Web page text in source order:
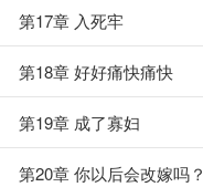
第17章 入死牢
第18章 好好痛快痛快
第19章 成了寡妇
第20章 你以后会改嫁吗？